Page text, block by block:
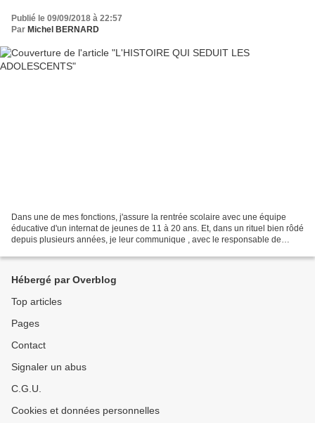
Publié le 09/09/2018 à 22:57
Par Michel BERNARD
Dans une de mes fonctions, j'assure la rentrée scolaire avec une équipe
éducative d'un internat de jeunes de 11 à 20 ans. Et, dans un rituel bien rôdé
depuis plusieurs années, je leur communique , avec le responsable de
Hébergé par Overblog
Top articles
Pages
Contact
Signaler un abus
C.G.U.
Cookies et données personnelles